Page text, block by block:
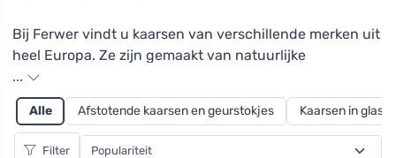
Bij Ferwer vindt u kaarsen van verschillende merken uit
heel Europa. Ze zijn gemaakt van natuurlijke
ingrediënten zoals sojawas. Het is plantaardig van
oorsprong, brandt langzaam en gelijkmatig en heeft
geen hoge temperaturen nodig om te branden. Er is
dus geen gevaar voor brandwonden, en waar het
...
Alle Afstotende kaarsen en geurstokjes Kaarsen in glas
Filter